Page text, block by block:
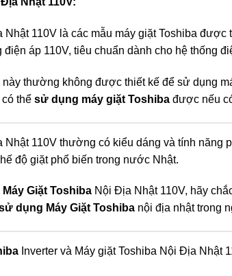
Nhật 110V là các mẫu máy giặt Toshiba
áp 110V, tiêu chuẩn dành cho hệ thống
thường không được thiết kế để sử dụng
thể sử dụng máy giặt Toshiba được nếu
Nhật 110V thường có kiểu dáng và tính
độ giặt phổ biến trong nước Nhật.
Giặt Toshiba Nội Địa Nhật 110V, hãy
dụng Máy Giặt Toshiba nội địa nhật trong
Inverter và Máy giặt Toshiba Nội Địa